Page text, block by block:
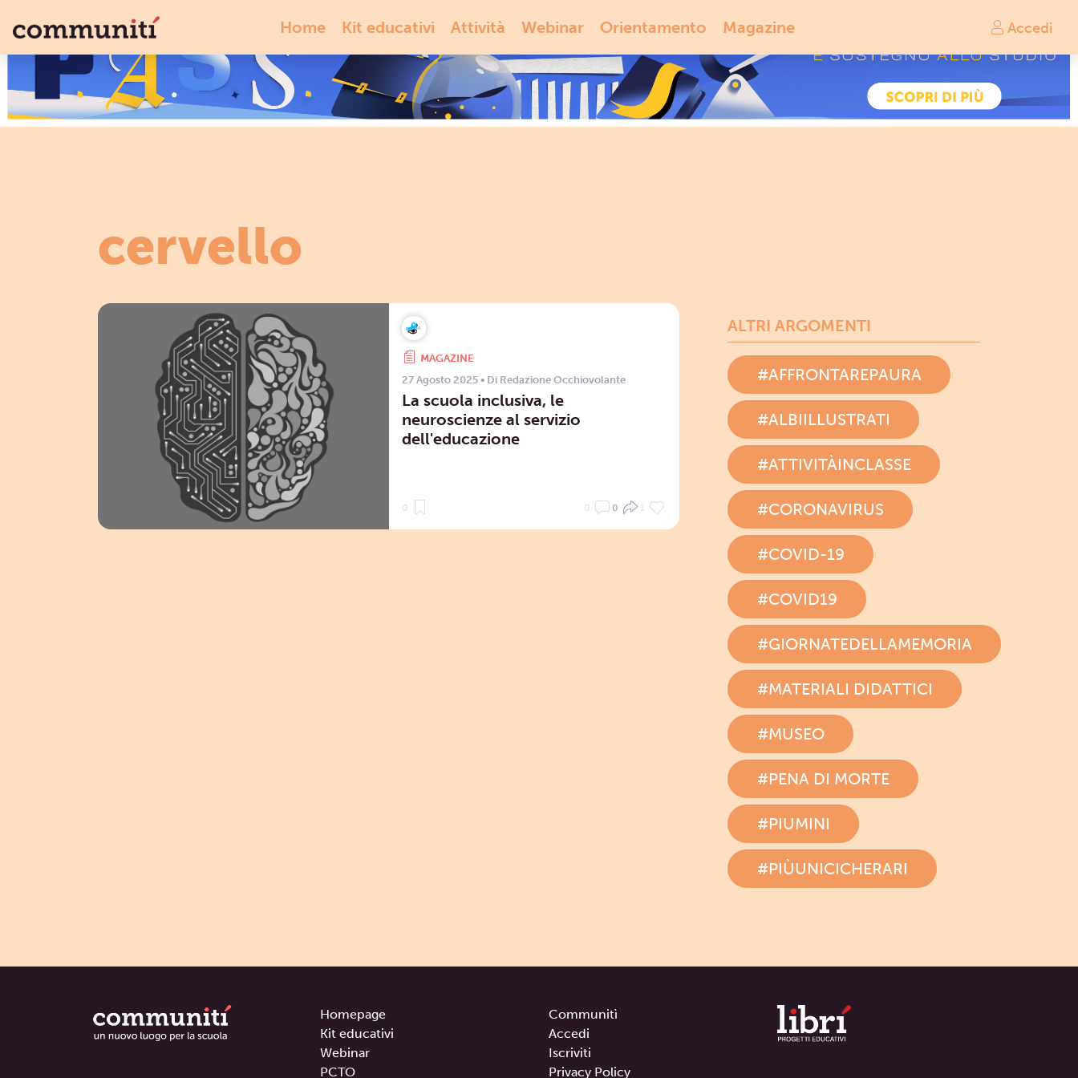
Home Kit educativi Attività Webinar Orientamento Magazine Accedi
cervello
MAGAZINE
27 Agosto 2025• Di Redazione Occhiovolante
La scuola inclusiva, le
neuroscienze al servizio
dell'educazione
0 0 0 1
ALTRI ARGOMENTI
#AFFRONTAREPAURA
#ALBIILLUSTRATI
#ATTIVITÀINCLASSE
#CORONAVIRUS
#COVID-19
#COVID19
#GIORNATEDELLAMEMORIA
#MATERIALI DIDATTICI
#MUSEO
#PENA DI MORTE
#PIUMINI
#PIÙUNICICHERARI
Homepage
Kit educativi
Webinar
PCTO
Communitì
Accedi
Iscriviti
Privacy Policy